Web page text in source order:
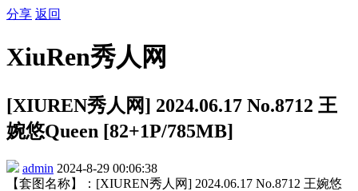
分享 返回
XiuRen秀人网
[XIUREN秀人网] 2024.06.17 No.8712 王
婉悠Queen [82+1P/785MB]
admin 2024-8-29 00:06:38
【套图名称】：[XIUREN秀人网] 2024.06.17 No.8712 王婉悠